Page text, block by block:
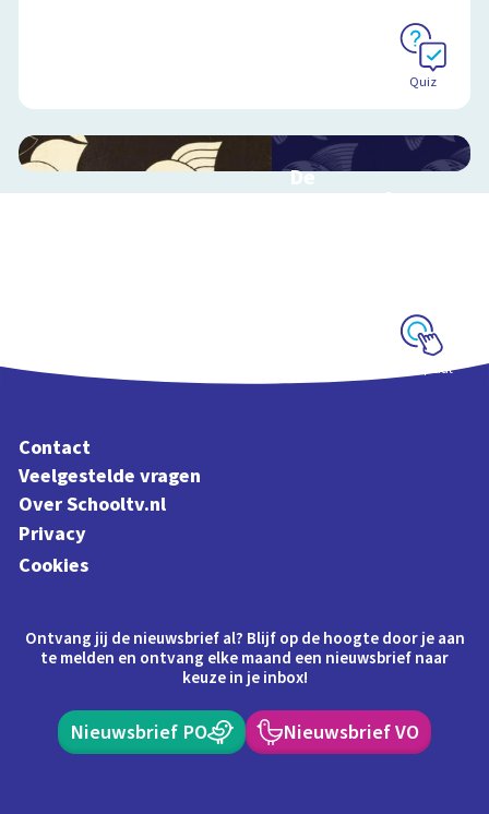
Quiz
De
metamorfose
Schoolplaat
Contact
Veelgestelde vragen
Over Schooltv.nl
Privacy
Cookies
Ontvang jij de nieuwsbrief al? Blijf op de hoogte door je aan
te melden en ontvang elke maand een nieuwsbrief naar
keuze in je inbox!
Nieuwsbrief PO Nieuwsbrief VO